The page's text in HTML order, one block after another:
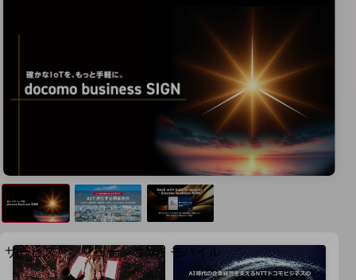
地域社会を支える皆さまと地域課題の解決や
LGPF(Local Government Platform)
別ウィンドウで開きます
サービス・ソリューション・モバイル
サービス・ソリューションTOP